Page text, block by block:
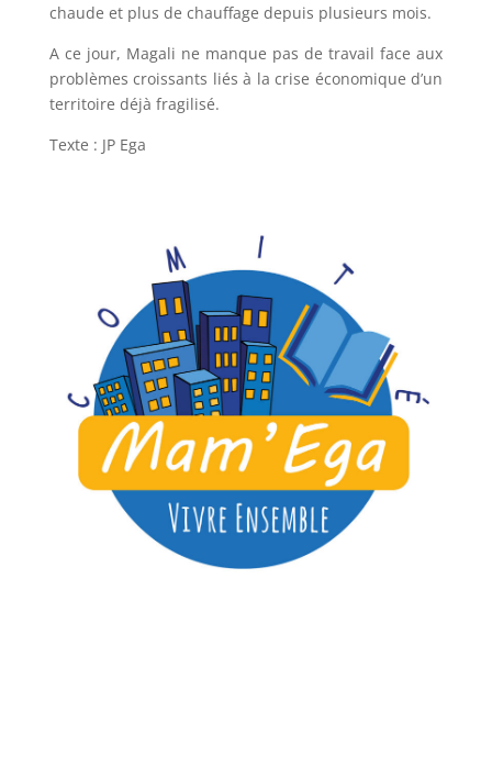
chaude et plus de chauffage depuis plusieurs mois.
A ce jour, Magali ne manque pas de travail face aux
problèmes croissants liés à la crise économique d’un
territoire déjà fragilisé.
Texte : JP Ega